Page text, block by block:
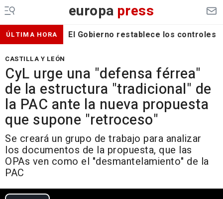
europa press
ÚLTIMA HORA El Gobierno restablece los
CASTILLA Y LEÓN
CyL urge una "defensa férrea"
de la estructura "tradicional" de
la PAC ante la nueva propuesta
que supone "retroceso"
Se creará un grupo de trabajo para analizar
los documentos de la propuesta, que las
OPAs ven como el "desmantelamiento" de la
PAC